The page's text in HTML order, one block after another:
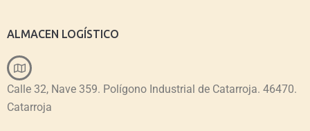
ALMACEN LOGÍSTICO
Calle 32, Nave 359. Polígono Industrial de Catarroja. 46470.
Catarroja